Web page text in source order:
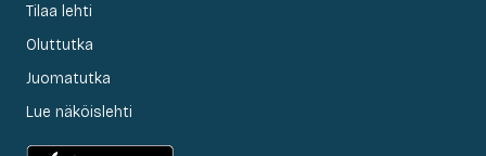
Tilaa lehti
Oluttutka
Juomatutka
Lue näköislehti